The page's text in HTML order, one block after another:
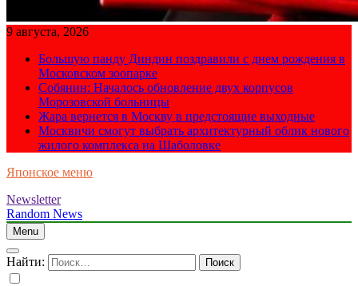
9 августа, 2026
Большую панду Диндин поздравили с днем рождения в
Московском зоопарке
Собянин: Началось обновление двух корпусов
Морозовской больницы
Жара вернется в Москву в предстоящие выходные
Москвичи смогут выбрать архитектурный облик нового
жилого комплекса на Шаболовке
Японское меню
Newsletter
Random News
Menu
Найти: